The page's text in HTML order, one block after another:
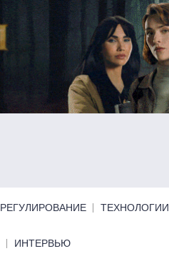
РЕГУЛИРОВАНИЕ ТЕХНОЛОГИИ
ИНТЕРВЬЮ